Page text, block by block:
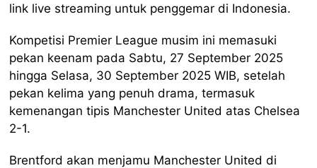
link live streaming untuk penggemar di Indonesia.
Kompetisi Premier League musim ini memasuki
pekan keenam pada Sabtu, 27 September 2025
hingga Selasa, 30 September 2025 WIB, setelah
pekan kelima yang penuh drama, termasuk
kemenangan tipis Manchester United atas Chelsea
2-1.
Brentford akan menjamu Manchester United di